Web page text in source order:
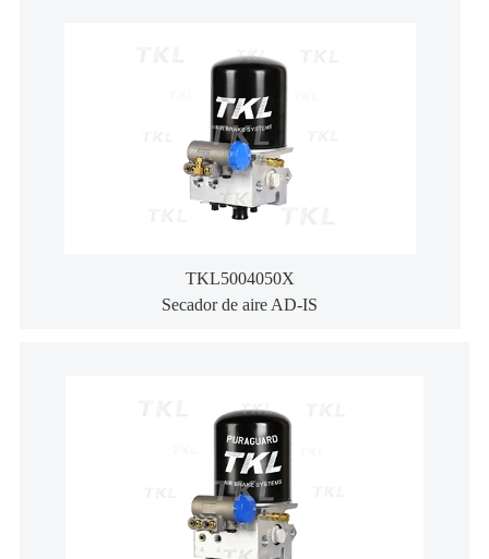
TKL5004050X
Secador de aire AD-IS